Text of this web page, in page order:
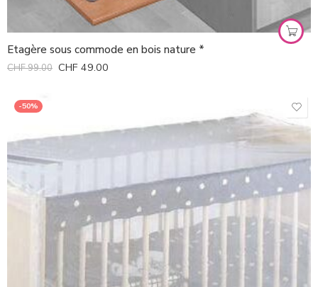
Etagère sous commode en bois nature *
CHF99.00 CHF 49.00
-50%